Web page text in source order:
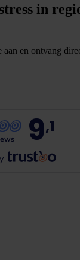
in
en ontvang
9,1